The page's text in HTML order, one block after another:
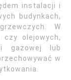
instalacji i
budynkach,
W
czy olejowych,
gazowej lub
w